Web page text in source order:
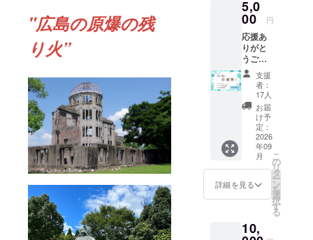
"広島の原爆の残
り火”
他の金
額と同
じ内容
になっ
ており
ます。
信への
参加ガ
イドを
お送り
しま
す。 ③
ピース
キャン
ドル終
了後(9
月頃)に
2026年
活動報
告をお
送りし
ます。
※応援隊
他の金
5,0
00 円
応援あ
りがと
うござ
いま
す！ ①
募集期
間終了
後、サ
ンクス
メール
をお送
りしま
す。 ②
ピース
キャン
ドルラ
信への
参加ガ
支援
者：
17人
お届
け予
定：
2026
年09
月
詳細を見る
こ
の
リ
タ
ー
ン
を
選
択
す
る
10,